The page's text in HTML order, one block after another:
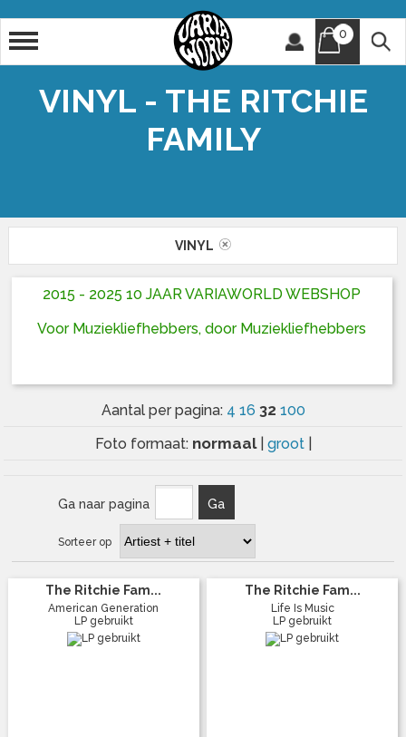
0
VINYL - THE RITCHIE
FAMILY
VINYL
2015 - 2025 10 JAAR VARIAWORLD WEBSHOP
Voor Muziekliefhebbers, door Muziekliefhebbers
Aantal per pagina: 4 16 32 100
Foto formaat: normaal groot
Ga naar pagina Ga
Sorteer op
The Ritchie Fam...
American Generation
LP gebruikt
The Ritchie Fam...
Life Is Music
LP gebruikt